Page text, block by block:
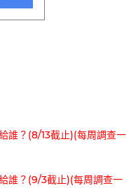
誰？(8/13截止)(每周調查一
誰？(9/3截止)(每周調查一